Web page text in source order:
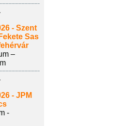
- Szent
Sas
–
- JPM
-